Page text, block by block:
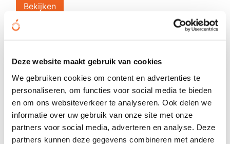
Deze website maakt gebruik van cookies
We gebruiken cookies om content en advertenties te
personaliseren, om functies voor social media te bieden
en om ons websiteverkeer te analyseren. Ook delen we
informatie over uw gebruik van onze site met onze
partners voor social media, adverteren en analyse. Deze
partners kunnen deze gegevens combineren met andere
Bekijken